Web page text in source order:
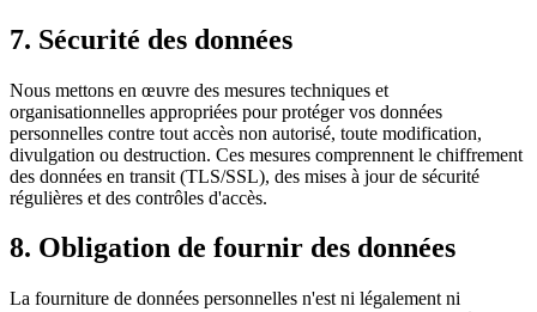
7. Sécurité des données
Nous mettons en œuvre des mesures techniques et
organisationnelles appropriées pour protéger vos données
personnelles contre tout accès non autorisé, toute modification,
divulgation ou destruction. Ces mesures comprennent le chiffrement
des données en transit (TLS/SSL), des mises à jour de sécurité
régulières et des contrôles d'accès.
8. Obligation de fournir des données
La fourniture de données personnelles n'est ni légalement ni